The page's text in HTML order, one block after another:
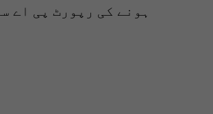
ہونے کی رپورٹ پی اے